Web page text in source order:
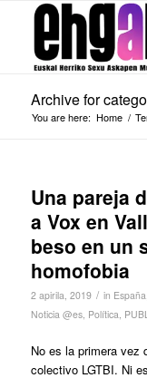
Archive for
You are here: Home /
Una pareja
a Vox en
beso en un
homofobia
2 apirila, 2019 / in España,
Noticia @es, Política,
No es la primera vez
colectivo LGTBI. Ni